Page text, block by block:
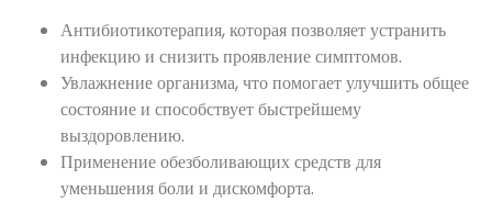
Антибиотикотерапия, которая позволяет устранить
инфекцию и снизить проявление симптомов.
Увлажнение организма, что помогает улучшить общее
состояние и способствует быстрейшему
выздоровлению.
Применение обезболивающих средств для
уменьшения боли и дискомфорта.